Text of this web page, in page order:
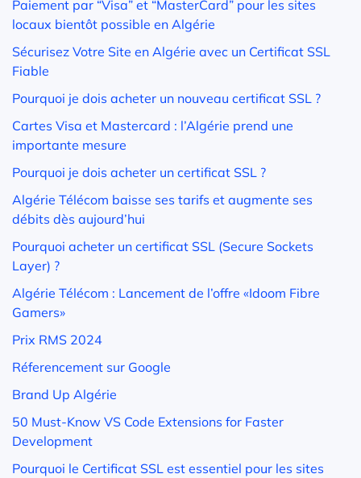
Paiement par “Visa” et “MasterCard” pour les sites
locaux bientôt possible en Algérie
Sécurisez Votre Site en Algérie avec un Certificat SSL
Fiable
Pourquoi je dois acheter un nouveau certificat SSL ?
Cartes Visa et Mastercard : l’Algérie prend une
importante mesure
Pourquoi je dois acheter un certificat SSL ?
Algérie Télécom baisse ses tarifs et augmente ses
débits dès aujourd’hui
Pourquoi acheter un certificat SSL (Secure Sockets
Layer) ?
Algérie Télécom : Lancement de l’offre «Idoom Fibre
Gamers»
Prix RMS 2024
Réferencement sur Google
Brand Up Algérie
50 Must-Know VS Code Extensions for Faster
Development
Pourquoi le Certificat SSL est essentiel pour les sites